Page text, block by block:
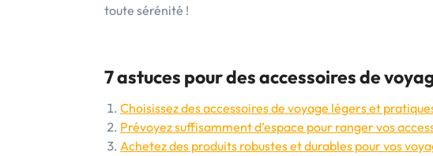
toute sérénité !
7 astuces pour des accessoires de
Choisissez des accessoires de voyage légers et
Prévoyez suffisamment d’espace pour ranger vos
Achetez des produits robustes et durables pour vos